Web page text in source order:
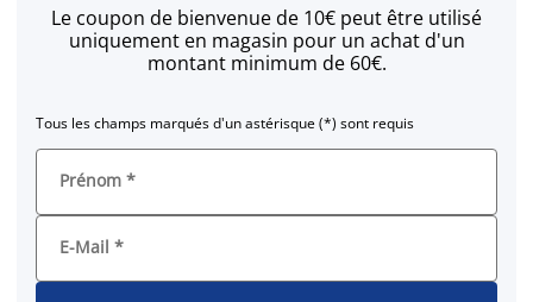
Le coupon de bienvenue de 10€ peut être utilisé
uniquement en magasin pour un achat d'un
montant minimum de 60€.
Tous les champs marqués d'un astérisque (*) sont requis
Prénom *
E-Mail *